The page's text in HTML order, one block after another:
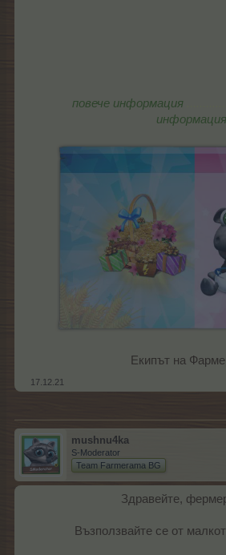
повече информация
информация
Екипът на
17.12.21
mushnu4ka
S-Moderator
Team Farmerama BG
Здравейте,
Възползвайте се от